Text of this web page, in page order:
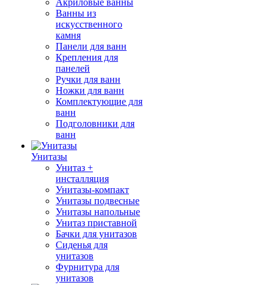
Акриловые ванны
Ванны из
искусственного
камня
Панели для ванн
Крепления для
панелей
Ручки для ванн
Ножки для ванн
Комплектующие для
ванн
Подголовники для
ванн
Унитазы
Унитаз +
инсталляция
Унитазы-компакт
Унитазы подвесные
Унитазы напольные
Унитаз приставной
Бачки для унитазов
Сиденья для
унитазов
Фурнитура для
унитазов